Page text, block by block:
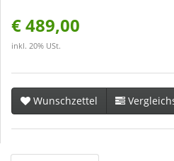
€ 489,00
inkl. 20% USt.
Wunschzettel